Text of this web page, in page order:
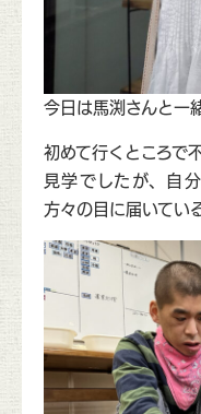
今日は馬渕さんと一
初めて行くところで
見学でしたが、自
方々の目に届いてい